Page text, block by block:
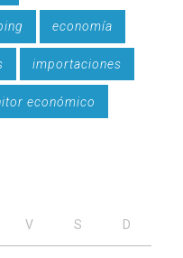
economía
importaciones
económico
V S D